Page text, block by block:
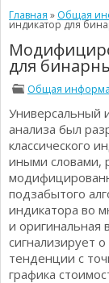
Инструменты
Новости и
Общая
Определения
Опционы для
Стратегии
Торговля
Главная » Общая
индикатор для
для
Общая
Универсальный
анализа был
классического
иными словами,
подзабытого
индикатора во
и оригинальная
сигнализирует
тенденции с
графика